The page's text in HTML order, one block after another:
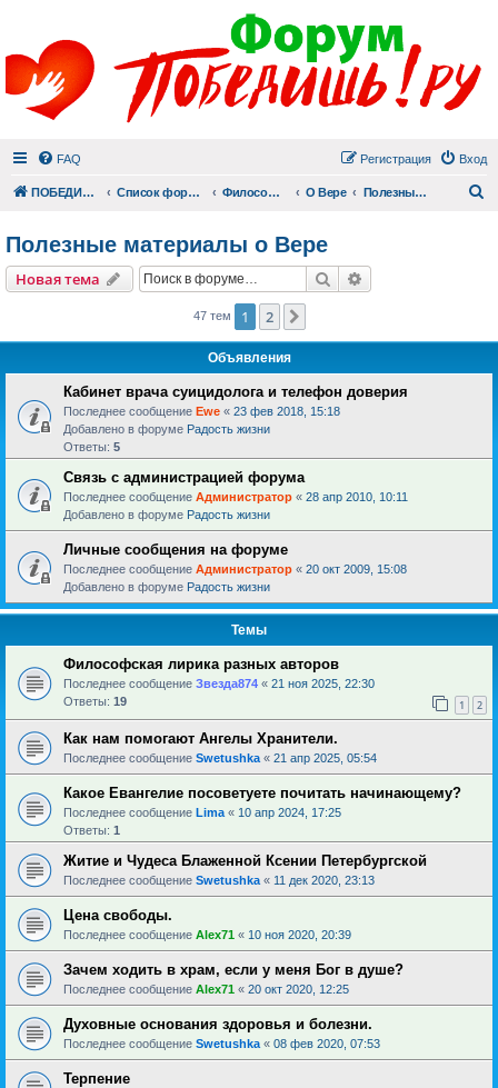
FAQ Вход
Регистрация
ПОБЕДИШЬ.РУ Список форумов Философский раздел О Вере Полезные материалы о Вере
Полезные материалы о Вере
Новая тема Поиск
47 тем 1 2
Объявления
Кабинет врача суицидолога и телефон доверия
Последнее сообщение Ewe « 23 фев 2018, 15:18
Добавлено в форуме Радость жизни
Ответы: 5
Связь с администрацией форума
Последнее сообщение Администратор « 28 апр 2010, 10:11
Добавлено в форуме Радость жизни
Личные сообщения на форуме
Последнее сообщение Администратор « 20 окт 2009, 15:08
Добавлено в форуме Радость жизни
Темы
Философская лирика разных авторов
Последнее сообщение Звезда874 « 21 ноя 2025, 22:30
Ответы: 19 1 2
Как нам помогают Ангелы Хранители.
Последнее сообщение Swetushka « 21 апр 2025, 05:54
Какое Евангелие посоветуете почитать начинающему?
Последнее сообщение Lima « 10 апр 2024, 17:25
Ответы: 1
Житие и Чудеса Блаженной Ксении Петербургской
Последнее сообщение Swetushka « 11 дек 2020, 23:13
Цена свободы.
Последнее сообщение Alex71 « 10 ноя 2020, 20:39
Зачем ходить в храм, если у меня Бог в душе?
Последнее сообщение Alex71 « 20 окт 2020, 12:25
Духовные основания здоровья и болезни.
Последнее сообщение Swetushka « 08 фев 2020, 07:53
Терпение